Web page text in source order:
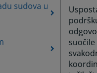
sudova u